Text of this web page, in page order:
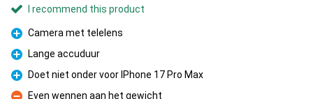
I recommend this product
Pro
Camera met telelens
Pro
Lange accuduur
Pro
Doet niet onder voor IPhone 17 Pro Max
Even wennen aan het gewicht